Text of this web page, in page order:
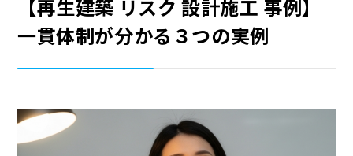
【再生建築 リスク 設計施工 事例】
一貫体制が分かる３つの実例